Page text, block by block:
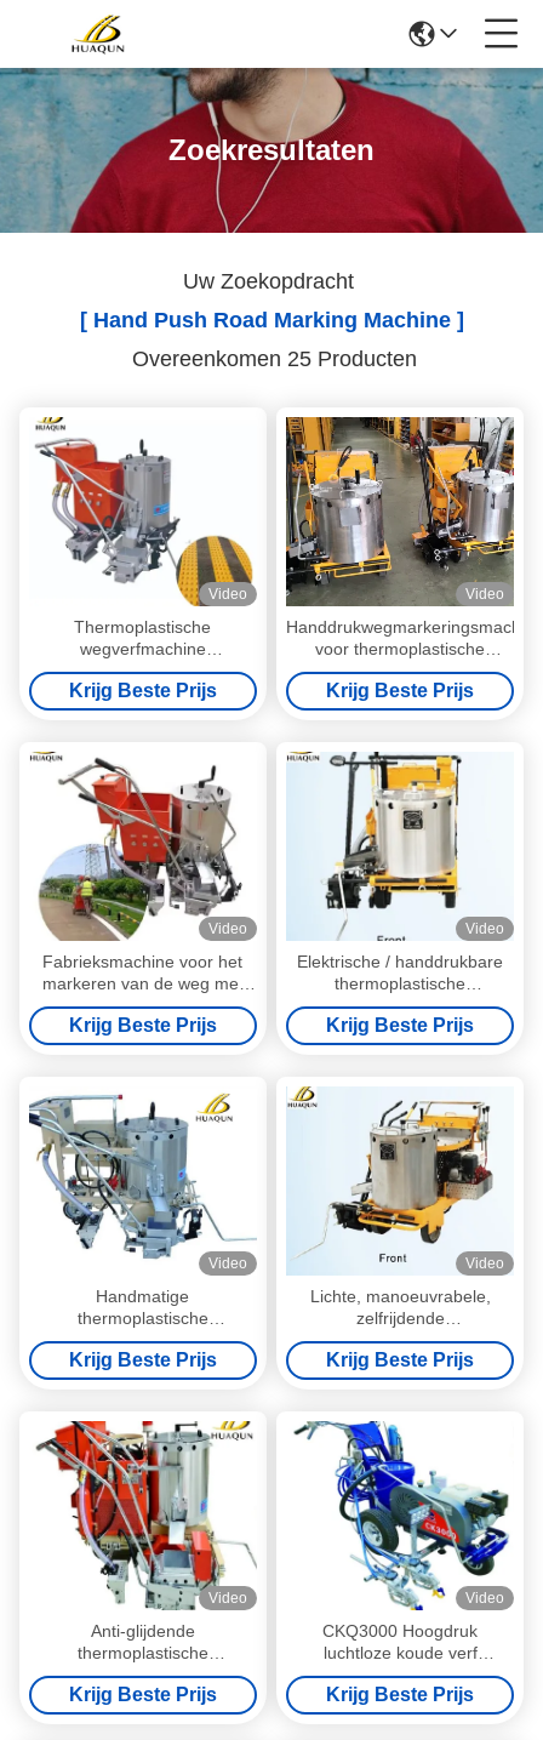
Zoekresultaten
Uw Zoekopdracht
[ Hand Push Road Marking Machine ]
Overeenkomen 25 Producten
Video
Thermoplastische
wegverfmachine
Handdrukwegmarkeringsmachine
met verstelbare dispenser
Krijg Beste Prijs
Video
voor thermoplastische
poedercoatings
Krijg Beste Prijs
Video
Fabrieksmachine voor het
markeren van de weg met
handdruk Goedkope
lichtgewicht thermoplastische
wegmachine
Krijg Beste Prijs
Video
Elektrische / handdrukbare
thermoplastische
wegmarkering 180 kg
Krijg Beste Prijs
Video
Handmatige
thermoplastische
wegmarkeringsmachine op
maat met verstelbare
glaskralen
Krijg Beste Prijs
Video
Lichte, manoeuvrabele,
zelfrijdende
wegmarkeringsmachine
Krijg Beste Prijs
Video
Anti-glijdende
thermoplastische
wegmarkeringsmachine 265
kg voor convexe
verkeersmarkeringen
Krijg Beste Prijs
Video
CKQ3000 Hoogdruk
luchtloze koude verf
wegmarkeringsmachine /
weg koude
spuitmarkeringsmachine
Krijg Beste Prijs